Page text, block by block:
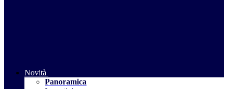
Novità
Panoramica